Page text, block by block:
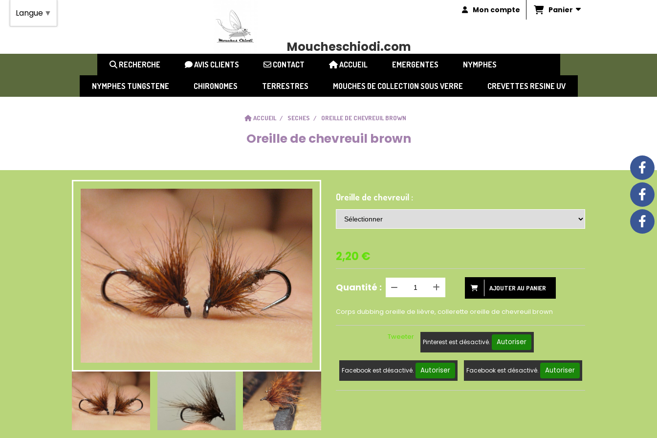
Moucheschiodi.com
Mon compte Panier
RECHERCHE AVIS CLIENTS CONTACT ACCUEIL EMERGENTES NYMPHES
NYMPHES TUNGSTENE CHIRONOMES TERRESTRES MOUCHES DE COLLECTION SOUS VERRE CREVETTES RESINE UV
ACCUEIL SECHES OREILLE DE CHEVREUIL BROWN
Oreille de chevreuil brown
Oreille de chevreuil :
2,20 €
Quantité : AJOUTER AU PANIER
Corps dubbing oreille de lièvre, collerette oreille de chevreuil brown
Tweeter
Pinterest est désactivé. Autoriser
Facebook est désactivé. Autoriser Facebook est désactivé. Autoriser
Langue ▼